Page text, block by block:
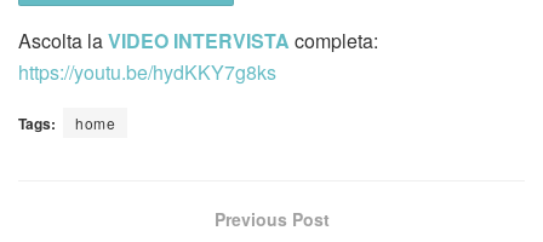
Ascolta laVIDEO INTERVISTA completa:
https://youtu.be/hydKKY7g8ks
Tags: home
Previous Post